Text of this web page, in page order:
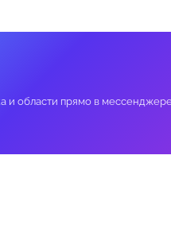
и области прямо в